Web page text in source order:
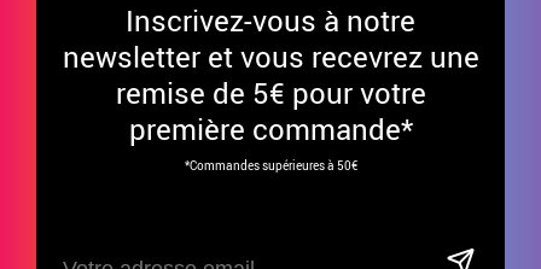
Inscrivez-vous à notre
newsletter et vous recevrez une
remise de 5€ pour votre
première commande*
*Commandes supérieures à 50€